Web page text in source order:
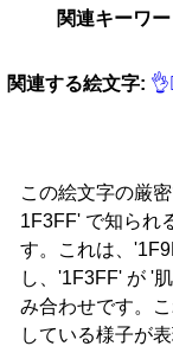
関連キーワ
関連する絵文字:
この絵文字の厳
1F3FF' で知られ
す。これは、
し、'1F3FF' が '
み合わせです。
している様子が